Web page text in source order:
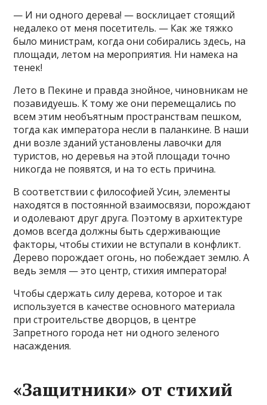
— И ни одного дерева! — восклицает стоящий
недалеко от меня посетитель. — Как же тяжко
было министрам, когда они собирались здесь, на
площади, летом на мероприятия. Ни намека на
тенек!
Лето в Пекине и правда знойное, чиновникам не
позавидуешь. К тому же они перемещались по
всем этим необъятным пространствам пешком,
тогда как императора несли в паланкине. В наши
дни возле зданий установлены лавочки для
туристов, но деревья на этой площади точно
никогда не появятся, и на то есть причина.
В соответствии с философией Усин, элементы
находятся в постоянной взаимосвязи, порождают
и одолевают друг друга. Поэтому в архитектуре
домов всегда должны быть сдерживающие
факторы, чтобы стихии не вступали в конфликт.
Дерево порождает огонь, но побеждает землю. А
ведь земля — это центр, стихия императора!
Чтобы сдержать силу дерева, которое и так
используется в качестве основного материала
при строительстве дворцов, в центре
Запретного города нет ни одного зеленого
насаждения.
«Защитники» от стихий